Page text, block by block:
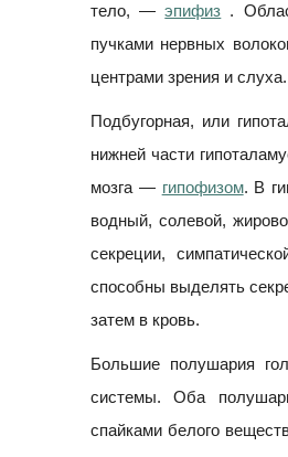
тело, —эпифиз .
пучками нервных
центрами зрения и слуха.
Подбугорная, или
нижней части
мозга — гипофизом. В
водный, солевой,
секреции,
способны выделять
затем в кровь.
Большие полушария
системы. Оба
спайками белого